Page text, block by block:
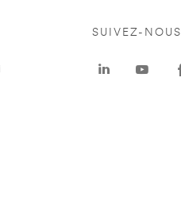
SUIVEZ-NOUS